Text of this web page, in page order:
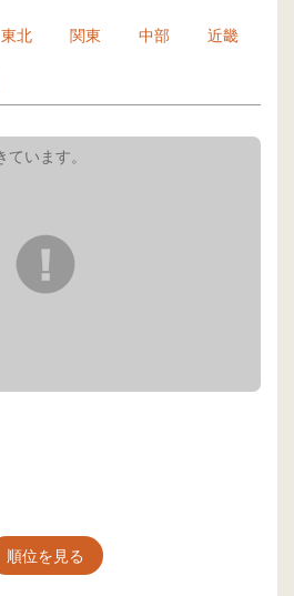
東北 関東 中部 近畿
順位を見る